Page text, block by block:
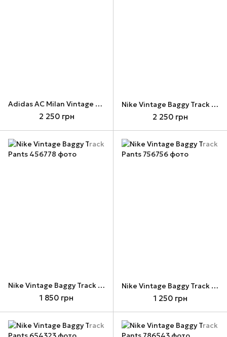
Adidas AC Milan Vintage Track Jacket 074906
2 250 грн
Nike Vintage Baggy Track Pants
2 250 грн
Nike Vintage Baggy Track Pants
1 850 грн
Nike Vintage Baggy Track Pants
1 250 грн